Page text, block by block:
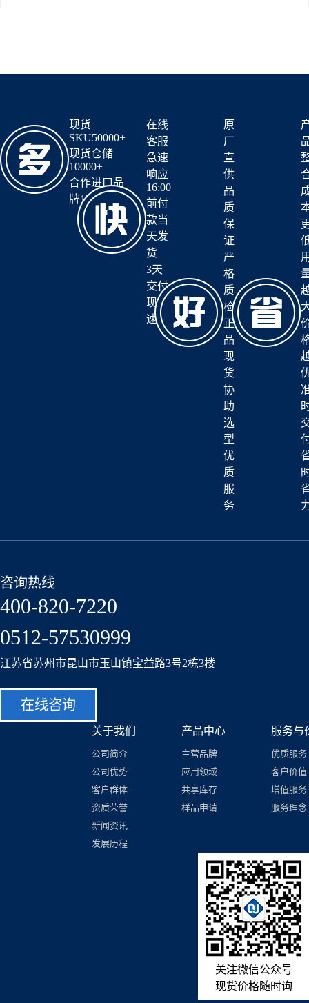
现货
SKU50000+
现货仓储
10000+
合作进口品
牌12+
在线
客服
急速
响应
16:00
前付
款当
天发
货
3天
交付
现货
速达
原
厂
直
供
品
质
保
证
严
格
质
检
正
品
现
货
协
助
选
型
优
质
服
务
咨询热线
400-820-7220
0512-57530999
江苏省苏州市昆山市玉山镇宝益路3号2栋3楼
在线咨询
关于我们
公司简介
公司优势
客户群体
资质荣誉
新闻资讯
发展历程
产品中心
主营品牌
应用领域
共享库存
样品申请
服务与
优质服务
客户价值
增值服务
服务理念
关注微信公众号
现货价格随时询